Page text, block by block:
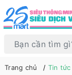
Trang chủ Tin tức